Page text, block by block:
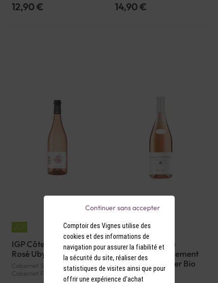
12,90 € 14,90 €
IGP Côtes de Gascogne
Rosé Uby N°26 Bio 2023
Cabernet Sauvignon, Merlot,
Cabernet Franc | 11.5° d'alcool |
France | Bio | Rosé | Sud-Ouest |
AOP Coteaux du
Giennois Rosé Clement
Et Florian Berthier Bio
2025
Comptoir des Vignes utilise des
cookies et des informations de
navigation pour assurer la fiabilité et
la sécurité du site, réaliser des
statistiques de visites ainsi que pour
offrir une expérience d'achat
Continuer sans accepter